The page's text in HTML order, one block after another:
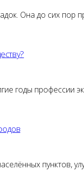
Она до сих пор
годы профессии
пунктов,